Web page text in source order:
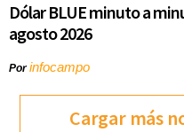
Dólar BLUE minuto a
agosto 2026
Porinfocampo
Cargar más